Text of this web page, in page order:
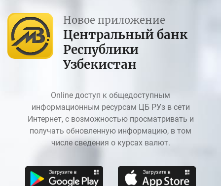
Новое приложение
Центральный банк
Республики
Узбекистан
Online доступ к общедоступным
информационным ресурсам ЦБ РУз в сети
Интернет, с возможностью просматривать и
получать обновленную информацию, в том
числе сведения о курсах валют.